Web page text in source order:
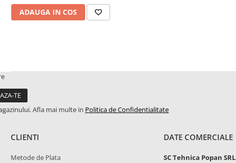
ADAUGA IN COS
Afla mai multe in Politica de Confidentialitate
CLIENTI
Metode de Plata
DATE COMERCIALE
SC Tehnica Popan SRL